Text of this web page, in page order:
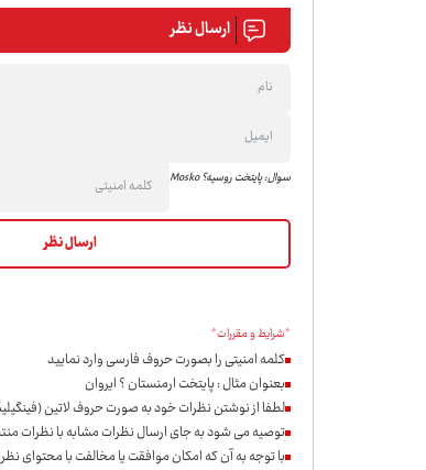
ارسال نظر
سوال: پایتخت روسیه؟ Mosko
*شرایط و مقررات*
کلمه امنیتی را بصورت حروف فارسی وارد نمایید
بعنوان مثال : پایتخت ارمنستان ؟ ایروان
لطفا از نوشتن نظرات خود به صورت حروف لاتین
توصیه می شود به جای ارسال نظرات مشابه با نظرات
با توجه به آن که امکان موافقت یا مخالفت با محتوای